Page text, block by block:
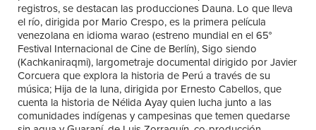
registros, se destacan las producciones Dauna. Lo que lleva
el río, dirigida por Mario Crespo, es la primera película
venezolana en idioma warao (estreno mundial en el 65°
Festival Internacional de Cine de Berlín), Sigo siendo
(Kachkaniraqmi), largometraje documental dirigido por Javier
Corcuera que explora la historia de Perú a través de su
música; Hija de la luna, dirigida por Ernesto Cabellos, que
cuenta la historia de Nélida Ayay quien lucha junto a las
comunidades indígenas y campesinas que temen quedarse